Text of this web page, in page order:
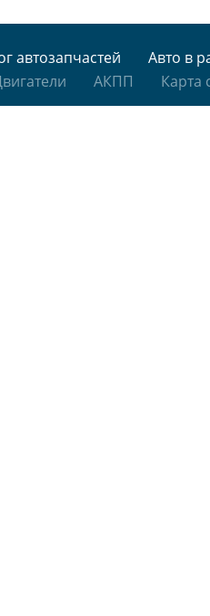
автозапчастей
Авто в
АКПП Карта